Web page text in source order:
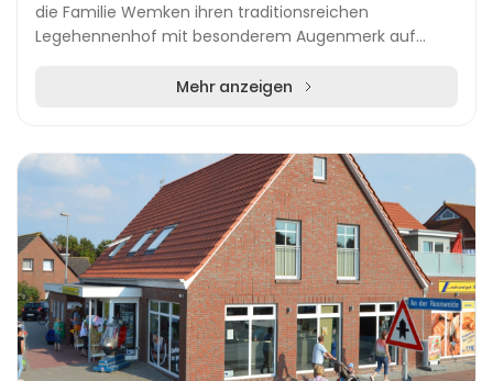
die Familie Wemken ihren traditionsreichen
Legehennenhof mit besonderem Augenmerk auf
Mehr anzeigen